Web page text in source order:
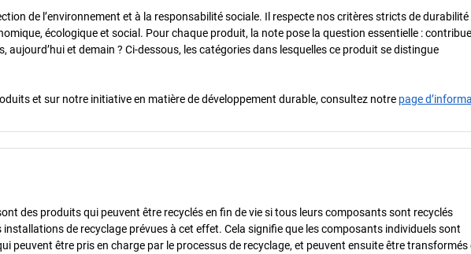
de l’environnement et à la responsabilité sociale. Il respecte nos critères stricts de durabilité
écologique et social. Pour chaque produit, la note pose la question essentielle :
aujourd’hui et demain ? Ci-dessous, les catégories dans lesquelles ce produit se distingue
et sur notre initiative en matière de développement durable, consultez notre page
des produits qui peuvent être recyclés en fin de vie si tous leurs composants sont recyclés
de recyclage prévues à cet effet. Cela signifie que les composants individuels sont
peuvent être pris en charge par le processus de recyclage, et peuvent ensuite être transformés